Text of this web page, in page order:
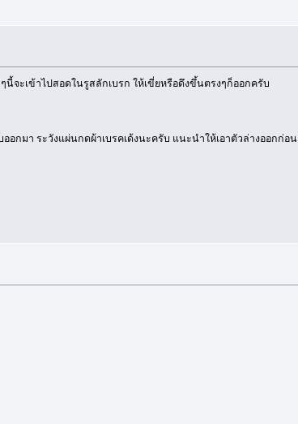
นี้จะเข้าไปสอดในรูสลักเบรก ให้เขี่ยหรือดึงขึ้นตรงๆก็ออกครับ
มา ระวังแผ่นกดผ้าเบรคเด้งนะครับ แนะนำให้เอาตัวล่างออกก่อน